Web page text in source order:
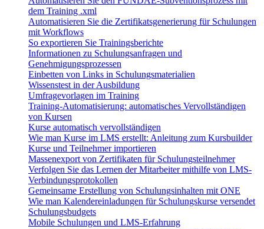
dem Training .xml
Automatisieren Sie die Zertifikatsgenerierung für Schulungen
mit Workflows
So exportieren Sie Trainingsberichte
Informationen zu Schulungsanfragen und
Genehmigungsprozessen
Einbetten von Links in Schulungsmaterialien
Wissenstest in der Ausbildung
Umfragevorlagen im Training
Training-Automatisierung: automatisches Vervollständigen
von Kursen
Kurse automatisch vervollständigen
Wie man Kurse im LMS erstellt: Anleitung zum Kursbuilder
Kurse und Teilnehmer importieren
Massenexport von Zertifikaten für Schulungsteilnehmer
Verfolgen Sie das Lernen der Mitarbeiter mithilfe von LMS-
Verbindungsprotokollen
Gemeinsame Erstellung von Schulungsinhalten mit ONE
Wie man Kalendereinladungen für Schulungskurse versendet
Schulungsbudgets
Mobile Schulungen und LMS-Erfahrung